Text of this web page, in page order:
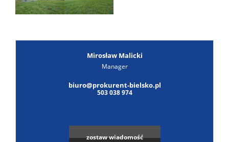
Mirosław Malicki
Manager
biuro@prokurent-bielsko.pl
503 038 974
zostaw wiadomość